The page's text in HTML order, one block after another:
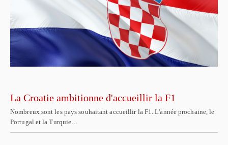
La Croatie ambitionne d'accueillir la F1
Nombreux sont les pays souhaitant accueillir la F1. L'année prochaine, le
Portugal et la Turquie…